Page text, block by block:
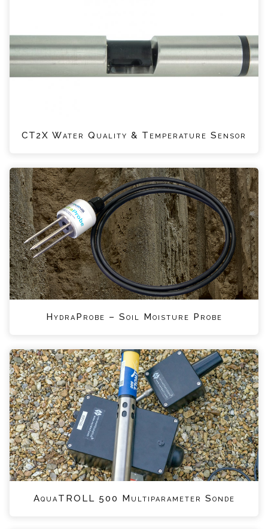
CT2X Water Quality & Temperature Sensor
HydraProbe – Soil Moisture Probe
AquaTROLL 500 Multiparameter Sonde